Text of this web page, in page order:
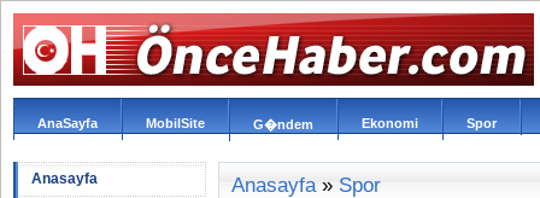
AnaSayfa MobilSite G�ndem Ekonomi Spor
Anasayfa Anasayfa» Spor